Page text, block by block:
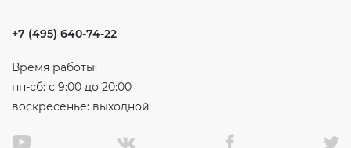
+7 (495) 640-74-22
Время работы:
пн-сб: с 9:00 до 20:00
воскресенье: выходной